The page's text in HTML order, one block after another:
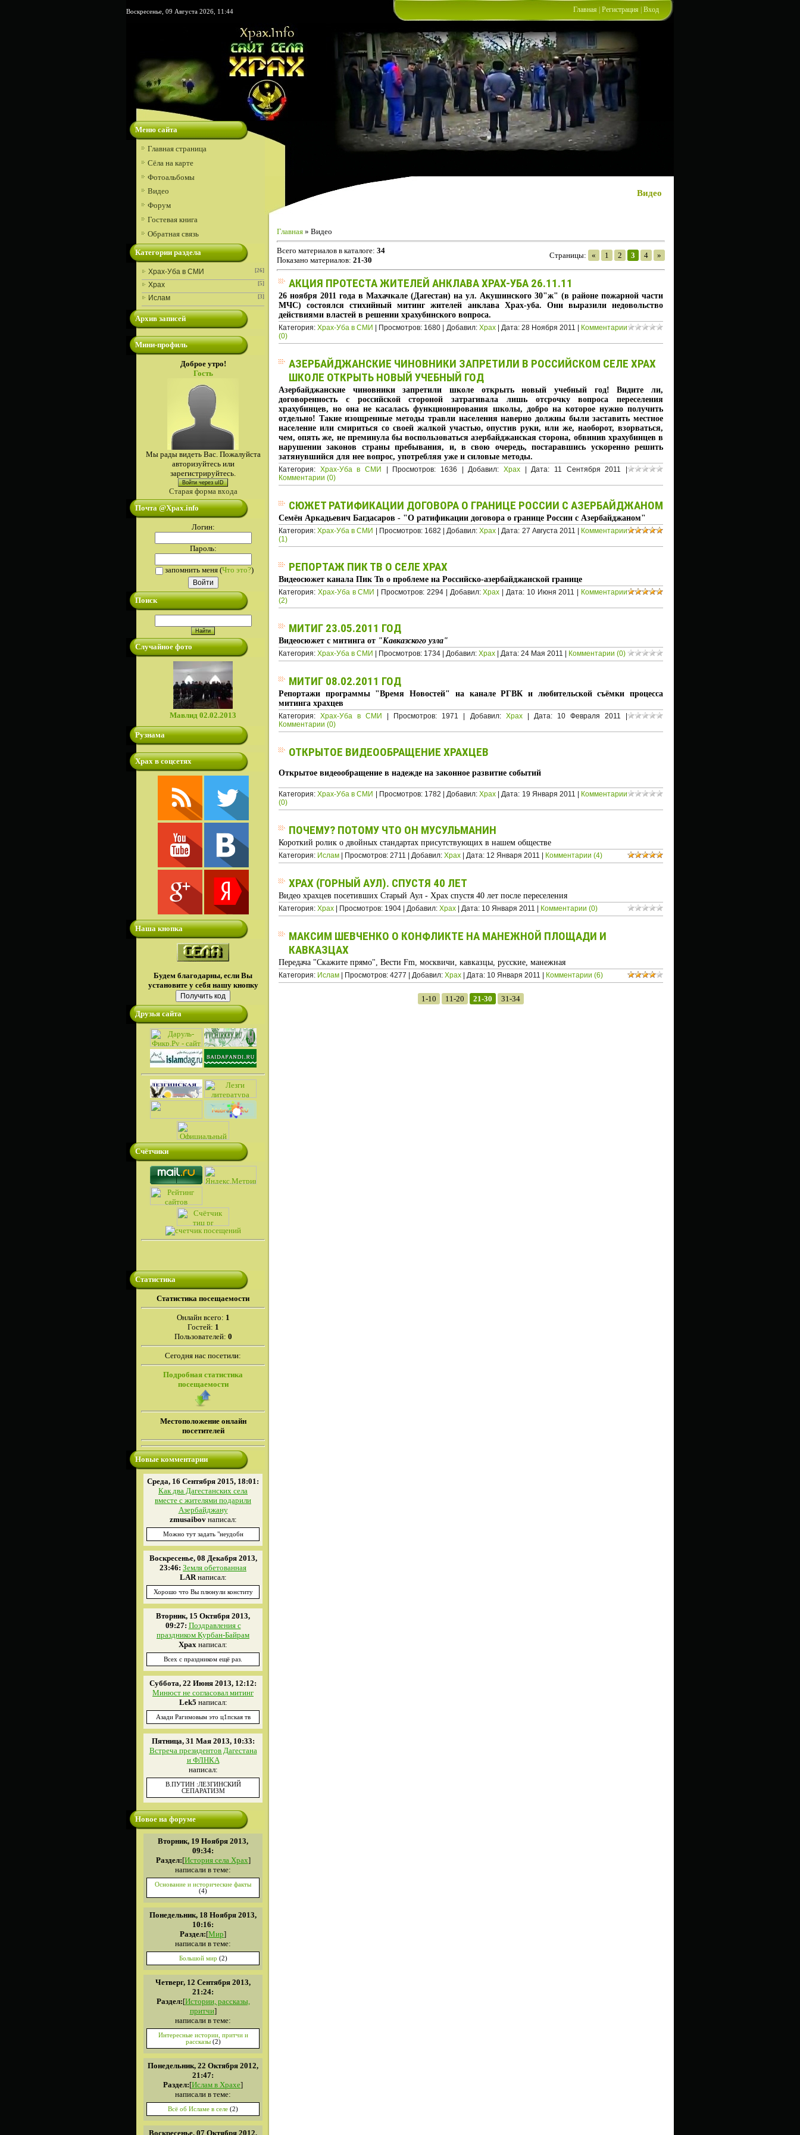
Воскресенье, 09 Августа 2026, 11:44 Главная Регистрация Вход
Меню сайта
Главная страница
Сёла на карте
Фотоальбомы
Видео
Форум
Гостевая книга
Обратная связь
Категории раздела
Храх-Уба в СМИ [26]
Храх [5]
Ислам [3]
Архив записей
Мини-профиль
Доброе утро!
Гость
Мы рады видеть Вас. Пожалуйста
авторизуйтесь или
зарегистрируйтесь.
Войти через uID
Старая форма входа
Почта @Xpax.info
Логин:
Пароль:
запомнить меня(Что это?)
Поиск
Случайное фото
Мавлид 02.02.2013
Рузнама
Храх в соцсетях
Наша кнопка
Будем благодарны, если Вы
установите у себя нашу кнопку
Друзья сайта
Счётчики
Статистика
Cтатистика посещаемости
Онлайн всего: 1
Гостей: 1
Пользователей: 0
Сегодня нас посетили:
Подробная статистика
посещаемости
Местоположение онлайн
посетителей
Новые комментарии
Среда, 16 Сентября 2015, 18:01:
Как два Дагестанских села
вместе с жителями подарили
Азербайджану
zmusaibovнаписал:
Можно тут задать "неудобн
Воскресенье, 08 Декабря 2013,
23:46: Земля обетованная
LARнаписал:
Хорошо что Вы плюнули конститу
Вторник, 15 Октября 2013,
09:27: Поздравления с
праздником Курбан-Байрам
Xpax написал:
Всех с праздником ещё раз.
Суббота, 22 Июня 2013, 12:12:
Минюст не согласовал митинг
Lek5 написал:
Азади Рагимовым это ц1пская тв
Пятница, 31 Мая 2013, 10:33:
Встреча президентов Дагестана
и ФЛНКА
написал:
В.ПУТИН :ЛЕЗГИНСКИЙ
СЕПАРАТИЗМ
Новое на форуме
Вторник, 19 Ноября 2013,
09:34:
Раздел:[История села Храх]
написали в теме:
Основание и исторические факты
(4)
Понедельник, 18 Ноября 2013,
10:16:
Раздел:[Мир]
написали в теме:
Большой мир (2)
Четверг, 12 Сентября 2013,
21:24:
Раздел:[Истории, рассказы,
притчи]
написали в теме:
Интересные истории, притчи и
рассказы (2)
Понедельник, 22 Октября 2012,
21:47:
Раздел:[Ислам в Храхе]
написали в теме:
Всё об Исламе в селе (2)
Воскресенье, 07 Октября 2012,
Видео
Главная » Видео
Всего материалов в каталоге: 34
Показано материалов: 21-30
Страницы: « 1 2 3 4 »
АКЦИЯ ПРОТЕСТА ЖИТЕЛЕЙ АНКЛАВА ХРАХ-УБА 26.11.11
26 ноября 2011 года в Махачкале (Дагестан) на ул. Акушинского 30"ж" (в районе пожарной части
МЧС) состоялся стихийный митинг жителей анклава Храх-уба. Они выразили недовольство
действиями властей в решении храхубинского вопроса.
Категория:Храх-Уба в СМИ | Просмотров: 1680 | Добавил: Xpax| Дата: 28 Ноября 2011
Комментарии
(0)
АЗЕРБАЙДЖАНСКИЕ ЧИНОВНИКИ ЗАПРЕТИЛИ В РОССИЙСКОМ СЕЛЕ ХРАХ
ШКОЛЕ ОТКРЫТЬ НОВЫЙ УЧЕБНЫЙ ГОД
Азербайджанские чиновники запретили школе открыть новый учебный год! Видите ли,
договоренность с российской стороной затрагивала лишь отсрочку вопроса переселения
храхубинцев, но она не касалась функционирования школы, добро на которое нужно получить
отдельно! Такие изощренные методы травли населения наверно должны были заставить местное
население или смириться со своей жалкой участью, опустив руки, или же, наоборот, взорваться,
чем, опять же, не преминула бы воспользоваться азербайджанская сторона, обвинив храхубинцев в
нарушении законов страны пребывания, и, в свою очередь, постаравшись ускоренно решить
затянувшийся для нее вопрос, употребляя уже и силовые методы.
Категория: Храх-Уба в СМИ | Просмотров: 1636 | Добавил:Xpax | Дата: 11 Сентября 2011 |
Комментарии (0)
СЮЖЕТ РАТИФИКАЦИИ ДОГОВОРА О ГРАНИЦЕ РОССИИ С АЗЕРБАЙДЖАНОМ
Семён Аркадьевич Багдасаров - "О ратификации договора о границе России с Азербайджаном"
Категория:Храх-Уба в СМИ | Просмотров: 1682 | Добавил:Xpax | Дата: 27 Августа 2011
Комментарии
(1)
РЕПОРТАЖ ПИК ТВ О СЕЛЕ ХРАХ
Видеосюжет канала Пик Тв о проблеме на Российско-азербайджанской границе
Категория: Храх-Уба в СМИ | Просмотров: 2294 | Добавил:Xpax | Дата: 10 Июня 2011
Комментарии
(2)
МИТИГ 23.05.2011 ГОД
Видеосюжет с митинга от "Кавказского узла"
Категория: Храх-Уба в СМИ | Просмотров: 1734 | Добавил: Xpax | Дата: 24 Мая 2011 Комментарии (0)
МИТИГ 08.02.2011 ГОД
Репортажи программы "Время Новостей" на канале РГВК и любительской съёмки процесса
митинга храхцев
Категория:Храх-Уба в СМИ | Просмотров: 1971 | Добавил: Xpax| Дата: 10 Февраля 2011 |
Комментарии (0)
ОТКРЫТОЕ ВИДЕООБРАЩЕНИЕ ХРАХЦЕВ
Открытое видеообращение в надежде на законное развитие событий
Категория:Храх-Уба в СМИ | Просмотров: 1782 | Добавил:Xpax | Дата: 19 Января 2011
Комментарии
(0)
ПОЧЕМУ? ПОТОМУ ЧТО ОН МУСУЛЬМАНИН
Короткий ролик о двойных стандартах присутствующих в нашем обществе
Категория: Ислам | Просмотров: 2711 | Добавил: Xpax | Дата: 12 Января 2011 Комментарии (4)
ХРАХ (ГОРНЫЙ АУЛ). СПУСТЯ 40 ЛЕТ
Видео храхцев посетивших Старый Аул - Храх спустя 40 лет после переселения
Категория: Храх | Просмотров: 1904 | Добавил: Xpax | Дата: 10 Января 2011 Комментарии (0)
МАКСИМ ШЕВЧЕНКО О КОНФЛИКТЕ НА МАНЕЖНОЙ ПЛОЩАДИ И
КАВКАЗЦАХ
Передача "Скажите прямо", Вести Fm, москвичи, кавказцы, русские, манежная
Категория: Ислам | Просмотров: 4277 | Добавил: Xpax | Дата: 10 Января 2011 Комментарии (6)
1-10 11-20 21-30 31-34